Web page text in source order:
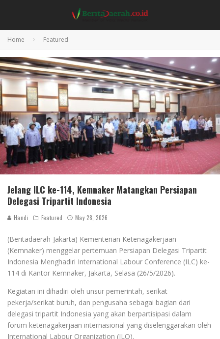
Home Featured
Jelang ILC ke-114, Kemnaker Matangkan Persiapan
Delegasi Tripartit Indonesia
Handi Featured May 28, 2026
(Beritadaerah-Jakarta) Kementerian Ketenagakerjaan
(Kemnaker) menggelar pertemuan Persiapan Delegasi Tripartit
Indonesia Menghadiri International Labour Conference (ILC) ke-
114 di Kantor Kemnaker, Jakarta, Selasa (26/5/2026).
Kegiatan ini dihadiri oleh unsur pemerintah, serikat
pekerja/serikat buruh, dan pengusaha sebagai bagian dari
delegasi tripartit Indonesia yang akan berpartisipasi dalam
forum ketenagakerjaan internasional yang diselenggarakan oleh
International Labour Organization (ILO).